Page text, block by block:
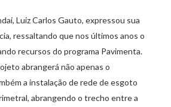
Luiz Carlos Gauto, expressou sua
ressaltando que nos últimos anos o
recursos do programa Pavimenta.
abrangerá não apenas o
a instalação de rede de esgoto
abrangendo o trecho entre a